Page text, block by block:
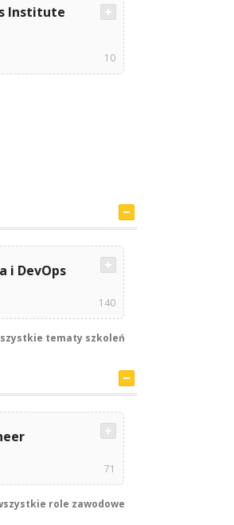
Institute
10
i DevOps
140
tematy szkoleń
71
role zawodowe